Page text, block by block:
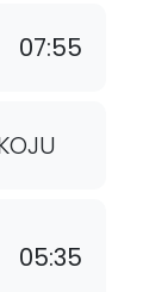
07:55
05:35